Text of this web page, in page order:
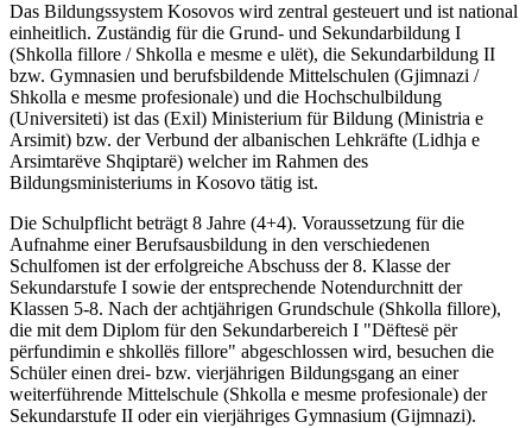
Das Bildungssystem Kosovos wird zentral gesteuert und ist national
einheitlich. Zuständig für die Grund- und Sekundarbildung I
(Shkolla fillore / Shkolla e mesme e ulët), die Sekundarbildung II
bzw. Gymnasien und berufsbildende Mittelschulen (Gjimnazi /
Shkolla e mesme profesionale) und die Hochschulbildung
(Universiteti) ist das (Exil) Ministerium für Bildung (Ministria e
Arsimit) bzw. der Verbund der albanischen Lehkräfte (Lidhja e
Arsimtarëve Shqiptarë) welcher im Rahmen des
Bildungsministeriums in Kosovo tätig ist.
Die Schulpflicht beträgt 8 Jahre (4+4). Voraussetzung für die
Aufnahme einer Berufsausbildung in den verschiedenen
Schulfomen ist der erfolgreiche Abschuss der 8. Klasse der
Sekundarstufe I sowie der entsprechende Notendurchnitt der
Klassen 5-8. Nach der achtjährigen Grundschule (Shkolla fillore),
die mit dem Diplom für den Sekundarbereich I "Dëftesë për
përfundimin e shkollës fillore" abgeschlossen wird, besuchen die
Schüler einen drei- bzw. vierjährigen Bildungsgang an einer
weiterführende Mittelschule (Shkolla e mesme profesionale) der
Sekundarstufe II oder ein vierjähriges Gymnasium (Gijmnazi).